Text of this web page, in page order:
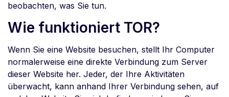
beobachten, was Sie tun.
Wie funktioniert TOR?
Wenn Sie eine Website besuchen, stellt Ihr Computer
normalerweise eine direkte Verbindung zum Server
dieser Website her. Jeder, der Ihre Aktivitäten
überwacht, kann anhand Ihrer Verbindung sehen, auf